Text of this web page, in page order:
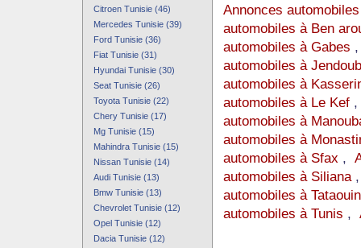
Citroen Tunisie (46)
Mercedes Tunisie (39)
Ford Tunisie (36)
Fiat Tunisie (31)
Hyundai Tunisie (30)
Seat Tunisie (26)
Toyota Tunisie (22)
Chery Tunisie (17)
Mg Tunisie (15)
Mahindra Tunisie (15)
Nissan Tunisie (14)
Audi Tunisie (13)
Bmw Tunisie (13)
Chevrolet Tunisie (12)
Opel Tunisie (12)
Dacia Tunisie (12)
Annonces
automobiles à Ben
automobiles à Gabes
automobiles à
automobiles à
automobiles à Le Kef
automobiles à
automobiles à
automobiles à Sfax ,
automobiles à Siliana
automobiles à
automobiles à Tunis ,